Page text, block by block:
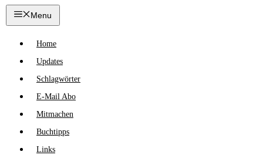
Zum
Inhalt
Menu
Home
Updates
Schlagwörter
E-Mail Abo
Mitmachen
Buchtipps
Links